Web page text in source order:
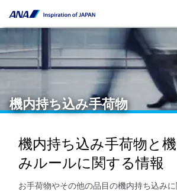
機内持ち込み手荷物
機内持ち込み手荷物と
みルールに関する情報
お手荷物やその他の品目の機内持ち込み